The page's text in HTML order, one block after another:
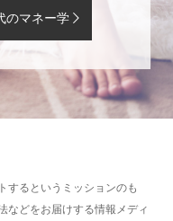
のマネー学
するというミッションのも
などをお届けする情報メディ